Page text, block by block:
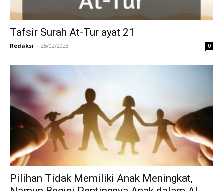
Tafsir Surah At-Tur ayat 21
Redaksi - 25/02/2023 0
Pilihan Tidak Memiliki Anak Meningkat,